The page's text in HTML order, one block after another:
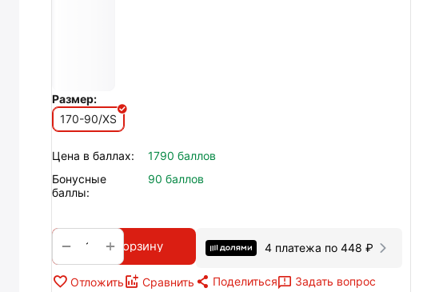
Размер:
170-90/XS
Цена в баллах:
1790 баллов
Бонусные
баллы:
90 баллов
+
− В корзину 4 платежа по 448 ₽
Отложить Сравнить Поделиться Задать вопрос